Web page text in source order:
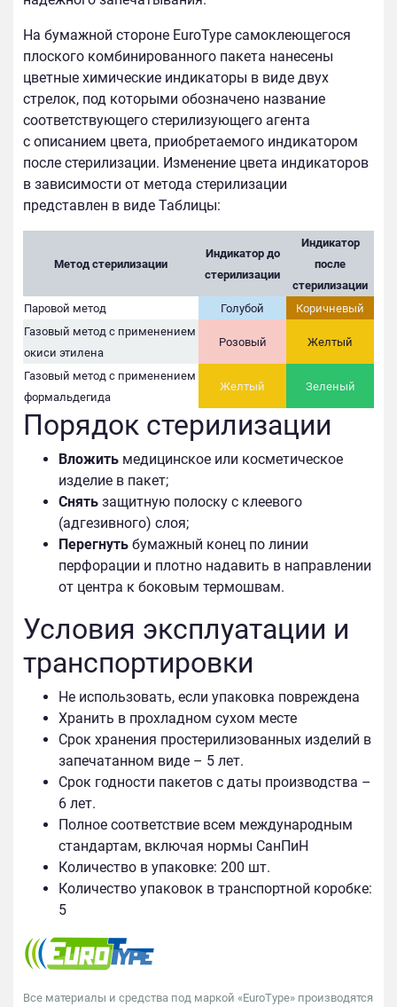
На бумажной стороне EuroType самоклеющегося
плоского комбинированного пакета нанесены
цветные химические индикаторы в виде двух
стрелок, под которыми обозначено название
соответствующего стерилизующего агента
с описанием цвета, приобретаемого индикатором
после стерилизации. Изменение цвета индикаторов
в зависимости от метода стерилизации
представлен в виде Таблицы:
Метод стерилизации
Индикатор до
стерилизации
Индикатор
после
стерилизации
Паровой метод
Голубой
Коричневый
Газовый метод с применением
окиси этилена
Розовый Желтый
Газовый метод с применением
формальдегида
Желтый Зеленый
Порядок стерилизации
Вложить медицинское или косметическое
изделие в пакет;
Снять защитную полоску с клеевого
(адгезивного) слоя;
Перегнуть бумажный конец по линии
перфорации и плотно надавить в направлении
от центра к боковым термошвам.
Условия эксплуатации и
транспортировки
Не использовать, если упаковка повреждена
Хранить в прохладном сухом месте
Срок хранения простерилизованных изделий в
запечатанном виде – 5 лет.
Срок годности пакетов с даты производства –
6 лет.
Полное соответствие всем международным
стандартам, включая нормы СанПиН
Количество в упаковке: 200 шт.
Количество упаковок в транспортной коробке:
5
Все материалы и средства под маркой «EuroType» производятся